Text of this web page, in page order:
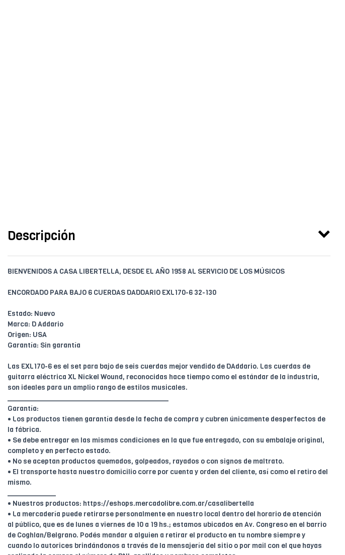
Descripción
BIENVENIDOS A CASA LIBERTELLA, DESDE EL AÑO 1958 AL SERVICIO DE LOS MÚSICOS
ENCORDADO PARA BAJO 6 CUERDAS DADDARIO EXL170-6 32-130
Estado: Nuevo
Marca: D Addario
Origen: USA
Garantía: Sin garantía
Las EXL170-6 es el set para bajo de seis cuerdas mejor vendido de DAddario. Las cuerdas de
guitarra eléctrica XL Nickel Wound, reconocidas hace tiempo como el estándar de la industria,
son ideales para un amplio rango de estilos musicales.
Garantía:
• Los productos tienen garantía desde la fecha de compra y cubren únicamente desperfectos de
la fábrica.
• Se debe entregar en las mismas condiciones en la que fue entregado, con su embalaje original,
completo y en perfecto estado.
• No se aceptan productos quemados, golpeados, rayados o con signos de maltrato.
• El transporte hasta nuestro domicilio corre por cuenta y orden del cliente, así como el retiro del
mismo.
• Nuestros productos: https://eshops.mercadolibre.com.ar/casalibertella
• La mercadería puede retirarse personalmente en nuestro local dentro del horario de atención
al público, que es de lunes a viernes de 10 a 19 hs.; estamos ubicados en Av. Congreso en el barrio
de Coghlan/Belgrano. Podés mandar a alguien a retirar el producto en tu nombre siempre y
cuando lo autorices brindándonos a través de la mensajería del sitio o por mail con el que hayas